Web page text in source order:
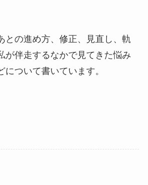
の進め方、修正、見直し、軌
が伴走するなかで見てきた悩み
について書いています。